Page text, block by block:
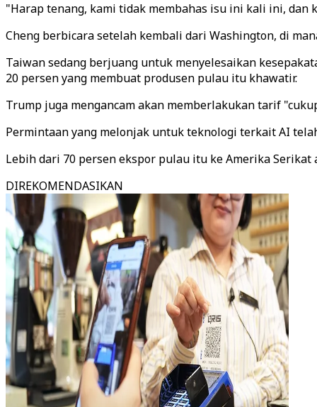
"Harap tenang, kami tidak membahas isu ini kali ini,
Cheng berbicara setelah kembali dari Washington, di
Taiwan sedang berjuang untuk menyelesaikan
20 persen yang membuat produsen pulau itu khawatir.
Trump juga mengancam akan memberlakukan tarif
Permintaan yang melonjak untuk teknologi terkait AI
Lebih dari 70 persen ekspor pulau itu ke Amerika
DIREKOMENDASIKAN